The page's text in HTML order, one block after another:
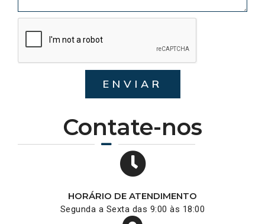
Contate-nos
HORÁRIO DE ATENDIMENTO
Segunda a Sexta das 9:00 às 18:00
ENVIAR